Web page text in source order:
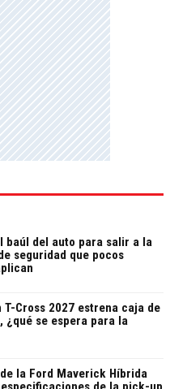
baúl del auto para salir a la
seguridad que pocos
T-Cross 2027 estrena caja de
¿qué se espera para la
la Ford Maverick Híbrida